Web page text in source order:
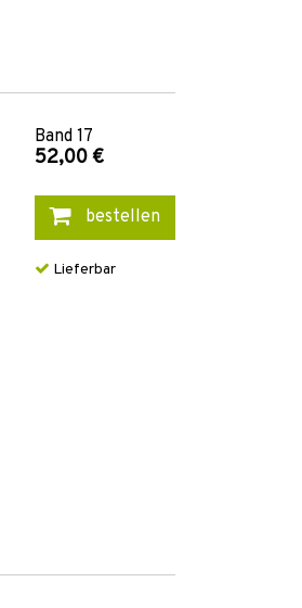
Band 17
52,00 €
bestellen
Lieferbar